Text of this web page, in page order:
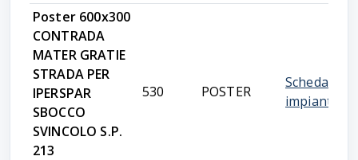
Poster 600x300
CONTRADA
MATER GRATIE
STRADA PER
IPERSPAR
SBOCCO
SVINCOLO S.P.
213
530 POSTER
Scheda
impianto